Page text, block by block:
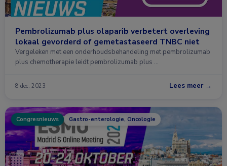
Pembrolizumab plus olaparib verbetert overleving
lokaal gevorderd of gemetastaseerd TNBC niet
Vergeleken met een onderhoudsbehandeling met pembrolizumab
plus chemotherapie leidt pembrolizumab plus …
8 dec. 2023 Lees meer →
Congresnieuws Gastro-enterologie, Oncologie